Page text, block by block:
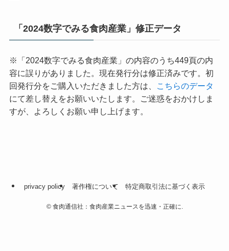
「2024数字でみる食肉産業」修正データ
※「2024数字でみる食肉産業」の内容のうち449頁の内
容に誤りがありました。現在発行分は修正済みです。初
回発行分をご購入いただきました方は、
こちらのデータ
にて差し替えをお願いいたします。ご迷惑をおかけしま
すが、よろしくお願い申し上げます。
privacy policy 著作権について 特定商取引法に基づく表示
©食肉通信社：食肉産業ニュースを迅速・正確に.